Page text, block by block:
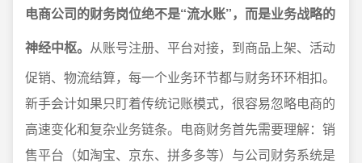
电商公司的财务岗位绝不是“流水账”，而是业务战略的
神经中枢。 从账号注册、平台对接，到商品上架、活动
促销、物流结算，每一个业务环节都与财务环环相扣。
新手会计如果只盯着传统记账模式，很容易忽略电商的
高速变化和复杂业务链条。电商财务首先需要理解：销
售平台（如淘宝、京东、拼多多等）与公司财务系统是